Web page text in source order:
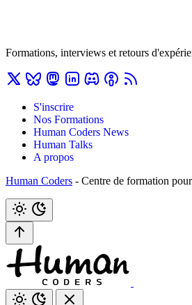
Formations, interviews et retours
S'inscrire
Nos Formations
Human Coders News
Human Talks
A propos
Human Coders - Centre de formation pour